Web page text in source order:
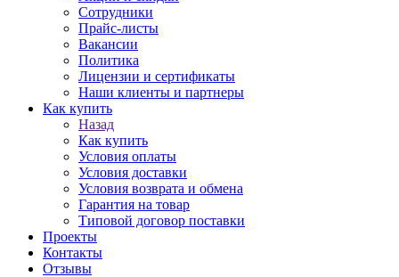
Сотрудники
Прайс-листы
Вакансии
Политика
Лицензии и сертификаты
Наши клиенты и партнеры
Как купить
Назад
Как купить
Условия оплаты
Условия доставки
Условия возврата и обмена
Гарантия на товар
Типовой договор поставки
Проекты
Контакты
Отзывы